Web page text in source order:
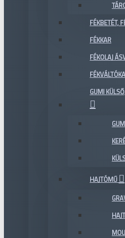
FÉKBETÉT,
FÉKKAR
FÉKOLAJ
GUMI
HAJTÓMŰ